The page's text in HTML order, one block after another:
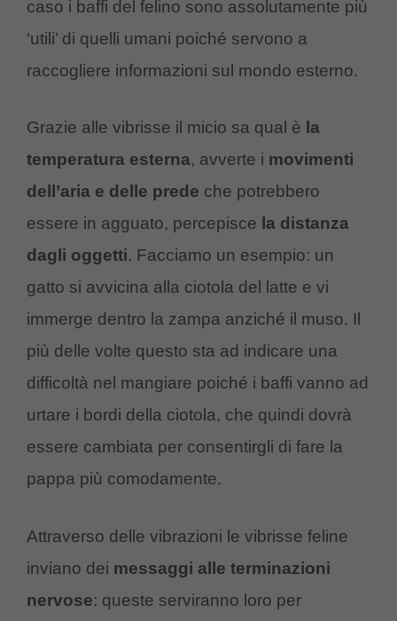
caso i baffi del felino sono assolutamente più
‘utili’ di quelli umani poiché servono a
raccogliere informazioni sul mondo esterno.
Grazie alle vibrisse il micio sa qual è la
temperatura esterna, avverte i movimenti
dell’aria e delle prede che potrebbero
essere in agguato, percepisce la distanza
dagli oggetti. Facciamo un esempio: un
gatto si avvicina alla ciotola del latte e vi
immerge dentro la zampa anziché il muso. Il
più delle volte questo sta ad indicare una
difficoltà nel mangiare poiché i baffi vanno ad
urtare i bordi della ciotola, che quindi dovrà
essere cambiata per consentirgli di fare la
pappa più comodamente.
Attraverso delle vibrazioni le vibrisse feline
inviano dei messaggi alle terminazioni
nervose: queste serviranno loro per